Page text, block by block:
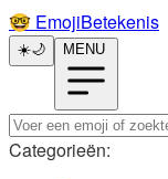
🤓️ EmojiBetekenis
☀️🌙 MENU
Categorieën: